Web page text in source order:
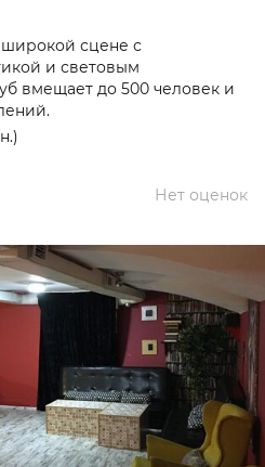
сцене с
и световым
вмещает до 500 человек и
Нет оценок